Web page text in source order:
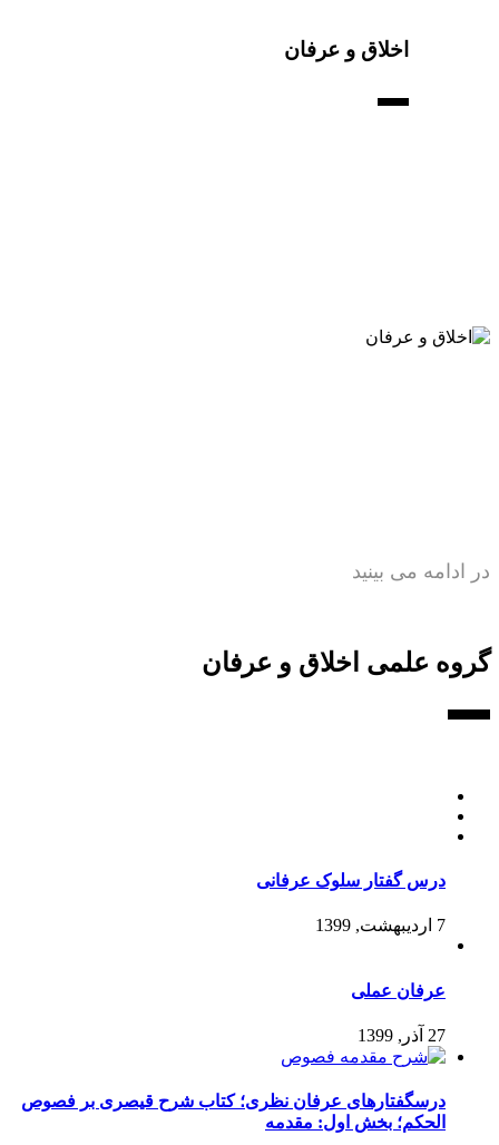
اخلاق و عرفان
در ادامه می بینید
گروه علمی اخلاق و عرفان
درس گفتار سلوک عرفانی
7 اردیبهشت, 1399
عرفان عملی
27 آذر, 1399
درسگفتارهای عرفان نظری؛ کتاب شرح قیصری بر فصوص
الحکم؛ بخش اول: مقدمه